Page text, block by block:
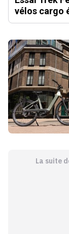
vélos cargo
La suite